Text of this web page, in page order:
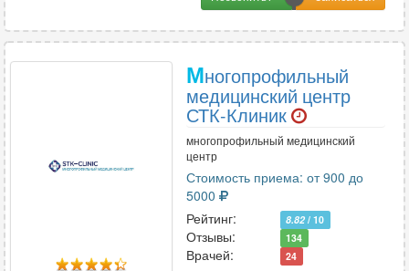
Многопрофильный
медицинский центр
СТК-Клиник
многопрофильный медицинский
центр
Стоимость приема: от 900 до
5000
Рейтинг:
8.82 / 10
Отзывы: 134
Врачей: 24